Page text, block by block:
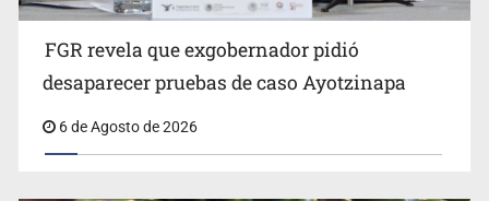
Kershenobich descarta brote de ciclosporiasis en
FGR revela que exgobernador pidió
desaparecer pruebas de caso Ayotzinapa
6 de Agosto de 2026